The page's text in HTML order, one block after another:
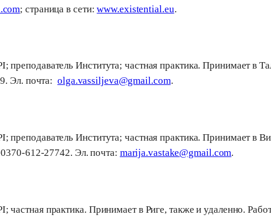
; страница в сети:www.existential.eu.
преподаватель Института; частная практика. Принимает в
Эл. почта: olga.vassiljeva@gmail.com.
преподаватель Института; частная практика. Принимает в
612-27742. Эл. почта: marija.vastake@gmail.com.
частная практика. Принимает в Риге, также и удаленно.